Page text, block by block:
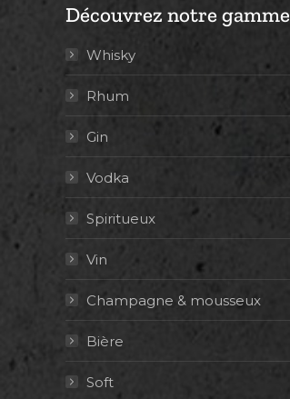
Découvrez notre gamme
Whisky
Rhum
Gin
Vodka
Spiritueux
Vin
Champagne & mousseux
Bière
Soft